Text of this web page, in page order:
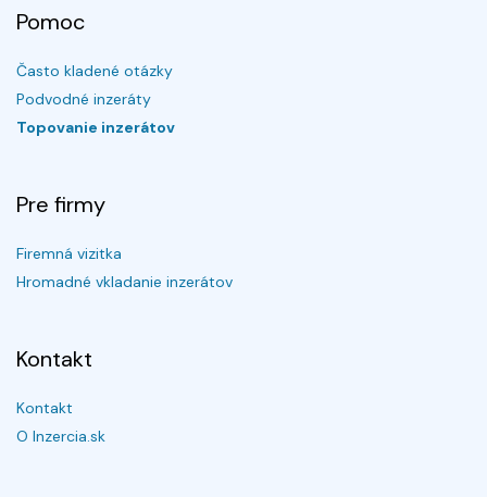
Pomoc
Často kladené otázky
Podvodné inzeráty
Topovanie inzerátov
Pre firmy
Firemná vizitka
Hromadné vkladanie inzerátov
Kontakt
Kontakt
O Inzercia.sk